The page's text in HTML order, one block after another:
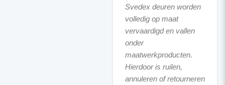
Svedex deuren worden
volledig op maat
vervaardigd en vallen
onder
maatwerkproducten.
Hierdoor is ruilen,
annuleren of retourneren